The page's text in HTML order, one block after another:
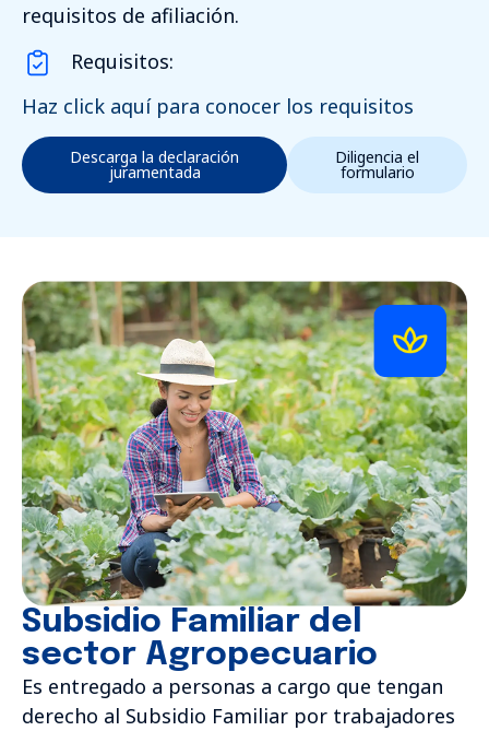
requisitos de afiliación.
Requisitos:
Haz click aquí para conocer los requisitos
Descarga la declaración
juramentada
Diligencia el
formulario
Subsidio Familiar del
sector Agropecuario
Es entregado a personas a cargo que tengan
derecho al Subsidio Familiar por trabajadores